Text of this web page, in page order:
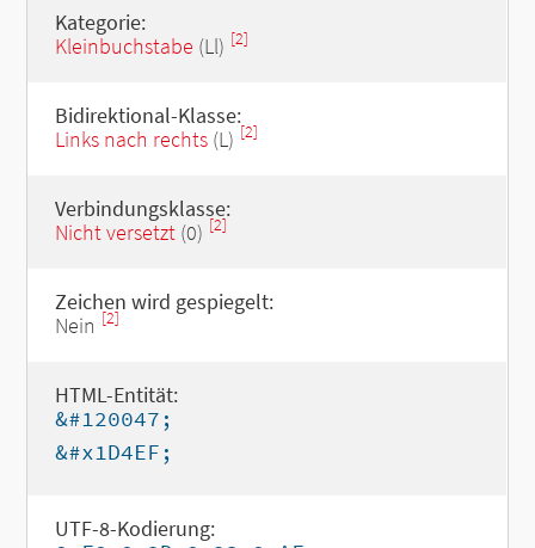
Kategorie:
Kleinbuchstabe (Ll) [2]
Bidirektional-Klasse:
Links nach rechts(L) [2]
Verbindungsklasse:
Nicht versetzt(0) [2]
Zeichen wird gespiegelt:
Nein [2]
HTML-Entität:
&#120047;
&#x1D4EF;
UTF-8-Kodierung: